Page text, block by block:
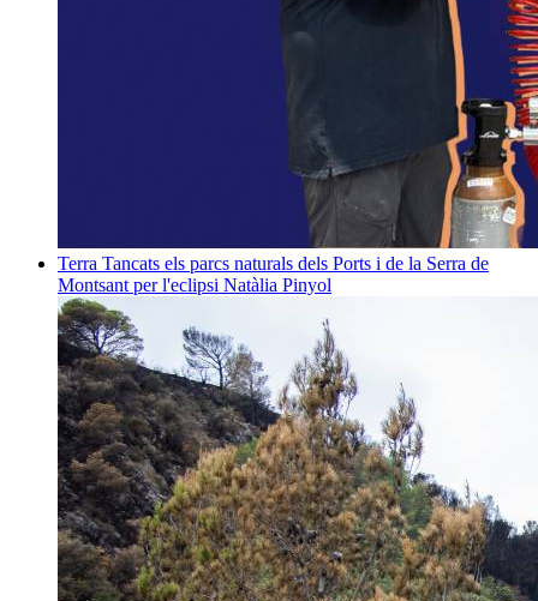
Terra Tancats els parcs naturals dels Ports i de la Serra de
Montsant per l'eclipsi Natàlia Pinyol